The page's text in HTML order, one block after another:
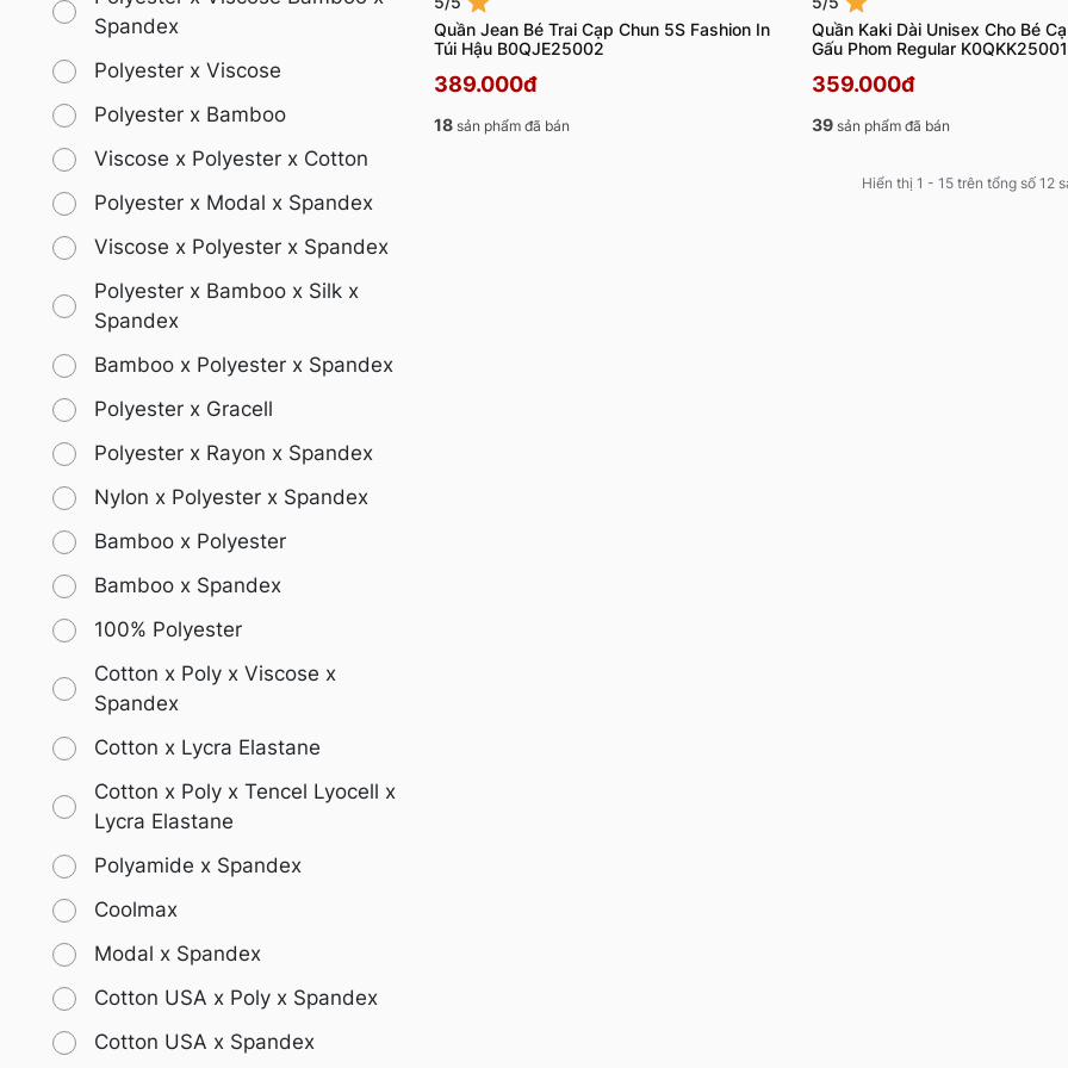
Spandex
Polyester x Viscose
Polyester x Bamboo
Viscose x Polyester x Cotton
Polyester x Modal x Spandex
Viscose x Polyester x Spandex
Polyester x Bamboo x Silk x
Spandex
Bamboo x Polyester x Spandex
Polyester x Gracell
Polyester x Rayon x Spandex
Nylon x Polyester x Spandex
Bamboo x Polyester
Bamboo x Spandex
100% Polyester
Cotton x Poly x Viscose x
Spandex
Cotton x Lycra Elastane
Cotton x Poly x Tencel Lyocell x
Lycra Elastane
Polyamide x Spandex
Coolmax
Modal x Spandex
Cotton USA x Poly x Spandex
Cotton USA x Spandex
Quần Jean Bé Trai Cạp Chun 5S Fashion In
Túi Hậu B0QJE25002
389.000đ
18 sản phẩm đã bán
Quần Kaki Dài Unisex Cho Bé
Gấu Phom Regular K0QKK25001
359.000đ
39 sản phẩm đã bán
Hiển thị 1 - 15 trên tổng số 12